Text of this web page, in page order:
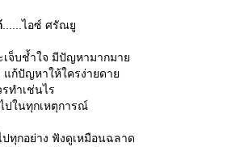
......ไอซ์ ศรัณยู
เจ็บช้ำใจ มีปัญหามากมา
แก้ปัญหาให้ใครง่ายดา
ทำเช่นไร
ปในทุกเหตุการณ์
ปทุกอย่าง ฟังดูเหมือนฉลาด